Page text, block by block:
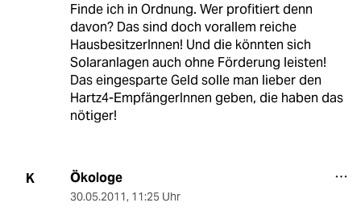
Finde ich in Ordnung. Wer profitiert denn
davon? Das sind doch vorallem reiche
HausbesitzerInnen! Und die könnten sich
Solaranlagen auch ohne Förderung leisten!
Das eingesparte Geld solle man lieber den
Hartz4-EmpfängerInnen geben, die haben das
nötiger!
K Ökologe
30.05.2011, 11:25 Uhr